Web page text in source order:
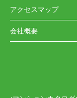
アクセスマップ
会社概要